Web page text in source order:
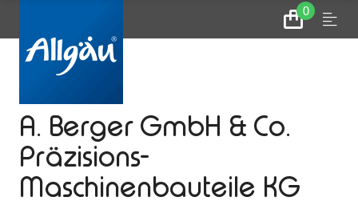
0
Zum
Warenkorb
Menu
A. Berger GmbH & Co.
Präzisions-
Maschinenbauteile KG